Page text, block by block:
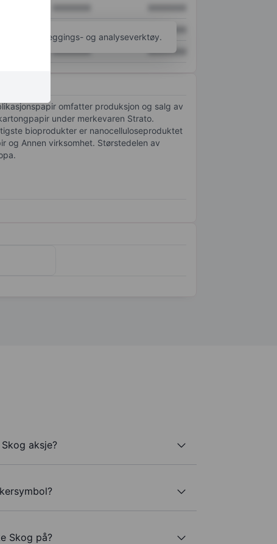
XXXXXXX XXXXXXX
flere kartleggings- og analyseverktøy.
omfatter produksjon og salg av
under merkevaren Strato.
bioprodukter er nanocelluloseproduktet
og Annen virksomhet. Størstedelen av
aksje?
Skog på?